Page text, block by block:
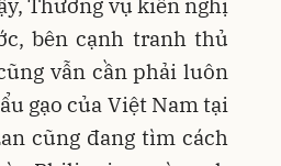
Thương vụ kiến nghị
bên cạnh tranh thủ
vẫn cần phải luôn
gạo của Việt Nam tại
cũng đang tìm cách